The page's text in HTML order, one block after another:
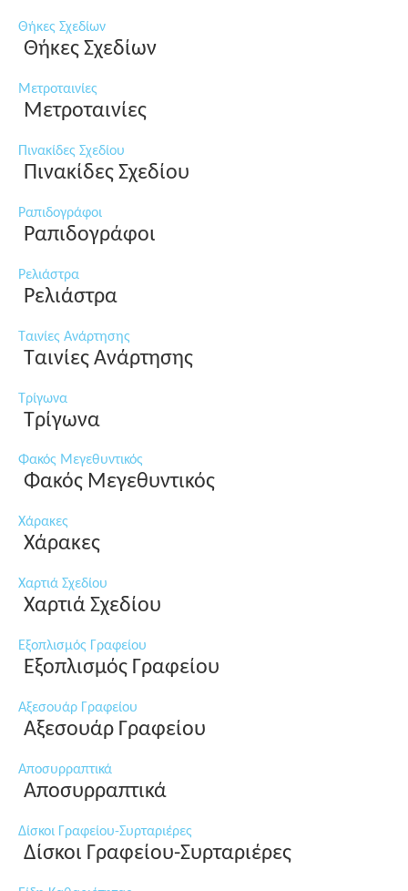
Θήκες Σχεδίων
Θήκες Σχεδίων
Μετροταινίες
Μετροταινίες
Πινακίδες Σχεδίου
Πινακίδες Σχεδίου
Ραπιδογράφοι
Ραπιδογράφοι
Ρελιάστρα
Ρελιάστρα
Ταινίες Ανάρτησης
Ταινίες Ανάρτησης
Τρίγωνα
Τρίγωνα
Φακός Μεγεθυντικός
Φακός Μεγεθυντικός
Χάρακες
Χάρακες
Χαρτιά Σχεδίου
Χαρτιά Σχεδίου
Εξοπλισμός Γραφείου
Εξοπλισμός Γραφείου
Αξεσουάρ Γραφείου
Αξεσουάρ Γραφείου
Αποσυρραπτικά
Αποσυρραπτικά
Δίσκοι Γραφείου-Συρταριέρες
Δίσκοι Γραφείου-Συρταριέρες